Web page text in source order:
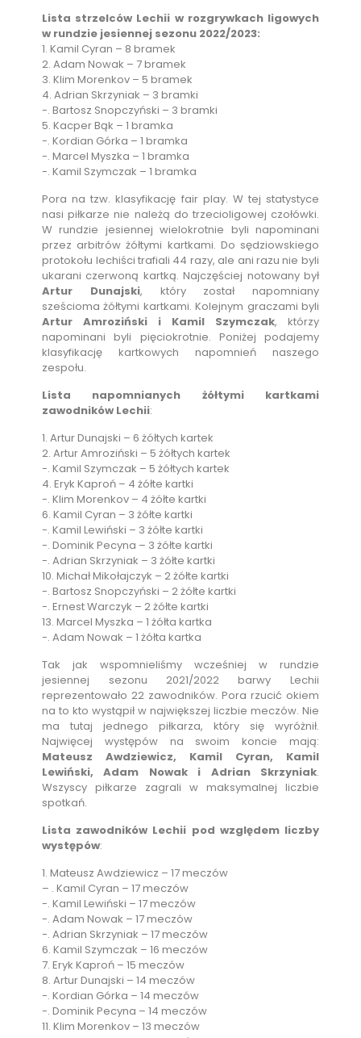
Lista strzelców Lechii w rozgrywkach ligowych
w rundzie jesiennej sezonu 2022/2023:
1. Kamil Cyran – 8 bramek
2. Adam Nowak – 7 bramek
3. Klim Morenkov – 5 bramek
4. Adrian Skrzyniak – 3 bramki
-. Bartosz Snopczyński – 3 bramki
5. Kacper Bąk – 1 bramka
-. Kordian Górka – 1 bramka
-. Marcel Myszka – 1 bramka
-. Kamil Szymczak – 1 bramka
Pora na tzw. klasyfikację fair play. W tej statystyce
nasi piłkarze nie należą do trzecioligowej czołówki.
W rundzie jesiennej wielokrotnie byli napominani
przez arbitrów żółtymi kartkami. Do sędziowskiego
protokołu lechiści trafiali 44 razy, ale ani razu nie byli
ukarani czerwoną kartką. Najczęściej notowany był
Artur Dunajski, który został napomniany
sześcioma żółtymi kartkami. Kolejnym graczami byli
Artur Amroziński i Kamil Szymczak, którzy
napominani byli pięciokrotnie. Poniżej podajemy
klasyfikację kartkowych napomnień naszego
zespołu.
Lista napomnianych żółtymi kartkami
zawodników Lechii:
1. Artur Dunajski – 6 żółtych kartek
2. Artur Amroziński – 5 żółtych kartek
-. Kamil Szymczak – 5 żółtych kartek
4. Eryk Kaproń – 4 żółte kartki
-. Klim Morenkov – 4 żółte kartki
6. Kamil Cyran – 3 żółte kartki
-. Kamil Lewiński – 3 żółte kartki
-. Dominik Pecyna – 3 żółte kartki
-. Adrian Skrzyniak – 3 żółte kartki
10. Michał Mikołajczyk – 2 żółte kartki
-. Bartosz Snopczyński – 2 żółte kartki
-. Ernest Warczyk – 2 żółte kartki
13. Marcel Myszka – 1 żółta kartka
-. Adam Nowak – 1 żółta kartka
Tak jak wspomnieliśmy wcześniej w rundzie
jesiennej sezonu 2021/2022 barwy Lechii
reprezentowało 22 zawodników. Pora rzucić okiem
na to kto wystąpił w największej liczbie meczów. Nie
ma tutaj jednego piłkarza, który się wyróżnił.
Najwięcej występów na swoim koncie mają:
Mateusz Awdziewicz, Kamil Cyran, Kamil
Lewiński, Adam Nowak i Adrian Skrzyniak.
Wszyscy piłkarze zagrali w maksymalnej liczbie
spotkań.
Lista zawodników Lechii pod względem liczby
występów:
1. Mateusz Awdziewicz – 17 meczów
– . Kamil Cyran – 17 meczów
-. Kamil Lewiński – 17 meczów
-. Adam Nowak – 17 meczów
-. Adrian Skrzyniak – 17 meczów
6. Kamil Szymczak – 16 meczów
7. Eryk Kaproń – 15 meczów
8. Artur Dunajski – 14 meczów
-. Kordian Górka – 14 meczów
-. Dominik Pecyna – 14 meczów
11. Klim Morenkov – 13 meczów